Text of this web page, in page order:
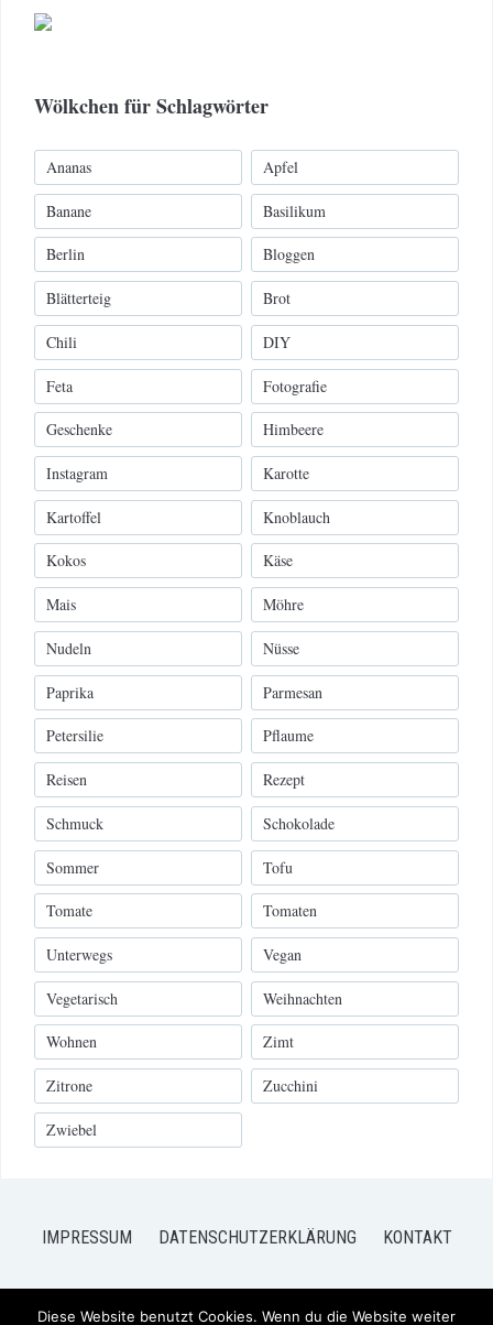
Wölkchen für Schlagwörter
Ananas Apfel
Banane Basilikum
Berlin Bloggen
Blätterteig Brot
Chili DIY
Feta Fotografie
Geschenke Himbeere
Instagram Karotte
Kartoffel Knoblauch
Kokos Käse
Mais Möhre
Nudeln Nüsse
Paprika Parmesan
Petersilie Pflaume
Reisen Rezept
Schmuck Schokolade
Sommer Tofu
Tomate Tomaten
Unterwegs Vegan
Vegetarisch Weihnachten
Wohnen Zimt
Zitrone Zucchini
Zwiebel
IMPRESSUM DATENSCHUTZERKLÄRUNG KONTAKT
Diese Website benutzt Cookies. Wenn du die Website weiter